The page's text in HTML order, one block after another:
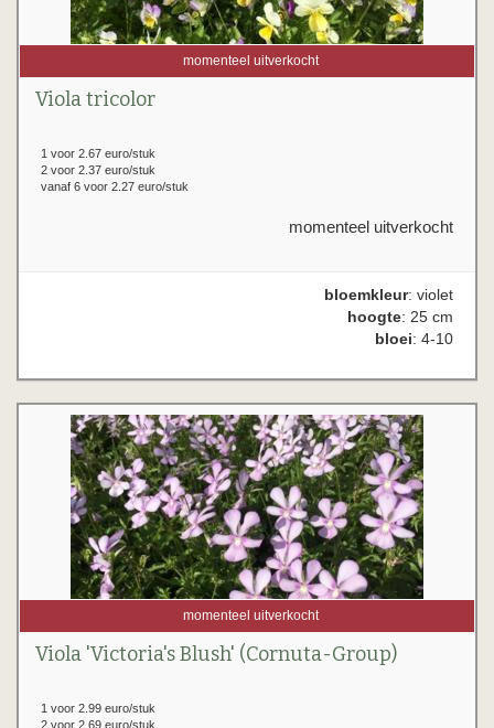
momenteel uitverkocht
Viola tricolor
1 voor 2.67 euro/stuk
2 voor 2.37 euro/stuk
vanaf 6 voor 2.27 euro/stuk
momenteel uitverkocht
bloemkleur: violet
hoogte: 25 cm
bloei: 4-10
momenteel uitverkocht
Viola 'Victoria's Blush' (Cornuta-Group)
1 voor 2.99 euro/stuk
2 voor 2.69 euro/stuk